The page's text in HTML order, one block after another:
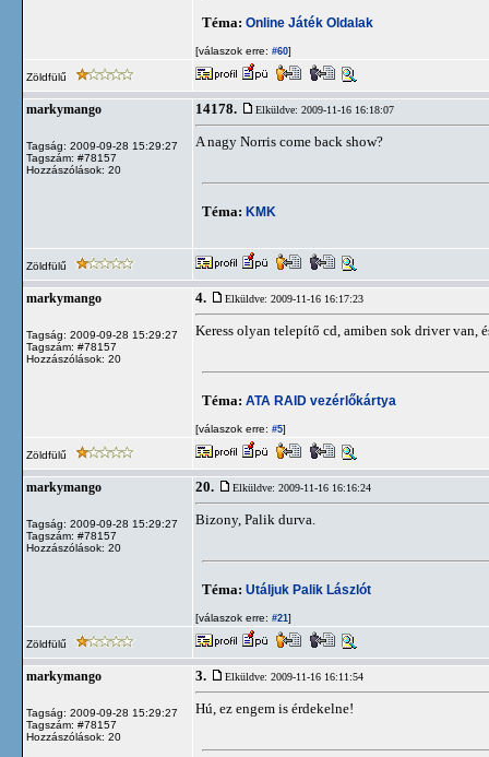
Téma: Online Játék Oldalak
[válaszok erre: #60]
Zöldfülű
markymango
Tagság: 2009-09-28 15:29:27
Tagszám: #78157
Hozzászólások: 20
14178. Elküldve: 2009-11-16 16:18:07
A nagy Norris come back show?
Téma: KMK
Zöldfülű
markymango
Tagság: 2009-09-28 15:29:27
Tagszám: #78157
Hozzászólások: 20
4. Elküldve: 2009-11-16 16:17:23
Keress olyan telepítő cd, amiben sok driver van,
Téma: ATA RAID vezérlőkártya
[válaszok erre: #5]
Zöldfülű
markymango
Tagság: 2009-09-28 15:29:27
Tagszám: #78157
Hozzászólások: 20
20. Elküldve: 2009-11-16 16:16:24
Bizony, Palik durva.
Téma: Utáljuk Palik Lászlót
[válaszok erre: #21]
Zöldfülű
markymango
Tagság: 2009-09-28 15:29:27
Tagszám: #78157
Hozzászólások: 20
3. Elküldve: 2009-11-16 16:11:54
Hú, ez engem is érdekelne!